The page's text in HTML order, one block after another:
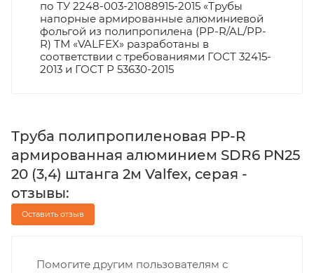
по ТУ 2248-003-21088915-2015 «Трубы
напорные армированные алюминиевой
фольгой из полипропилена (PP-R/AL/PP-
R) ТМ «VALFEX» разработаны в
соответствии с требованиями ГОСТ 32415-
2013 и ГОСТ Р 53630-2015
Труба полипропиленовая PP-R
армированная алюминием SDR6 PN25
20 (3,4) штанга 2м Valfex, серая -
отзывы:
Оставить отзыв
Помогите другим пользователям с